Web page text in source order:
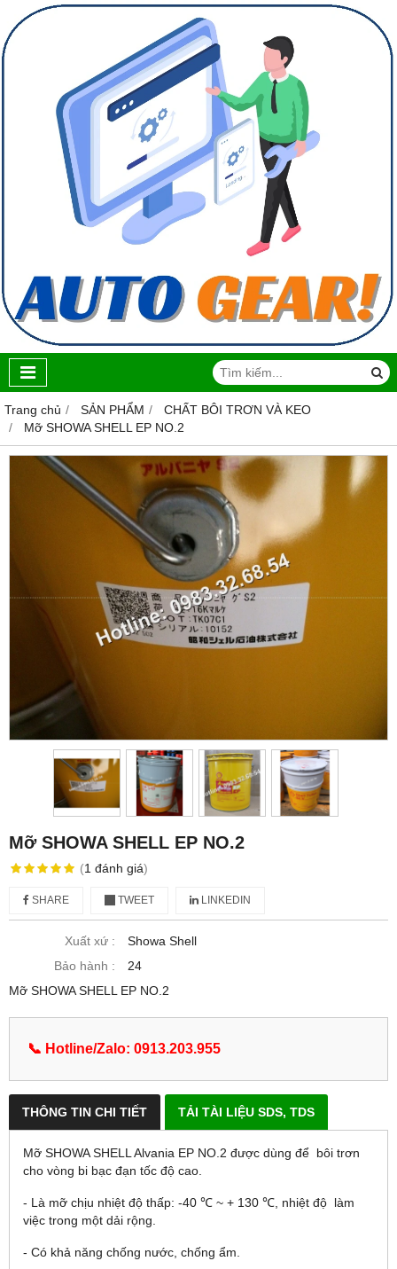
Trang chủ SẢN PHẨM
CHẤT BÔI TRƠN VÀ KEO
Mỡ SHOWA SHELL EP NO.2
Mỡ SHOWA SHELL EP NO.2
(1 đánh giá)
SHARE TWEET LINKEDIN
Xuất xứ :
Showa Shell
Bảo hành :
24
Mỡ SHOWA SHELL EP NO.2
📞 Hotline/Zalo: 0913.203.955
THÔNG TIN CHI TIẾT TẢI TÀI LIỆU SDS, TDS
Mỡ SHOWA SHELL Alvania EP NO.2 được dùng để bôi trơn
cho vòng bi bạc đạn tốc độ cao.
- Là mỡ chịu nhiệt độ thấp: -40 ℃ ~ + 130 ℃, nhiệt độ làm
việc trong một dải rộng.
- Có khả năng chống nước, chống ẩm.